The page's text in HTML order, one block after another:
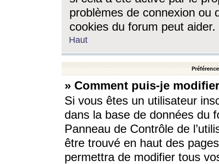
problèmes de connexion ou
cookies du forum peut aider.
Haut
» Comment puis-je
Si vous êtes un utilisateur
dans la base de données du
Panneau de Contrôle de
être trouvé en haut des
permettra de modifier tous